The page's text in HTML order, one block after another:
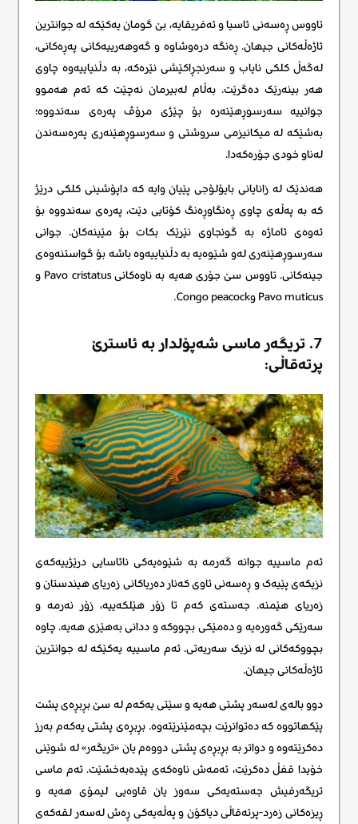
تاووس ڕەسەنی ئاسیا و ئەفریقایە، بێ گومان یەکێکە لە جوانترین
ئاژەڵەکانی جیهان. ڕەنگە درەوشاوە و گەوهەرییەکانی پەڕەکانی،
لەگەڵ کلکی نایاب و سەرنجڕاکێشی نێرەکە، بە دڵنیاییەوە چاوی
هەر بینەرێک دەگرێت. بەڵام لەبیرمان نەچێت کە ئەم هەموو
جوانییە سەرسوڕهێنەرە بۆ چێژی مرۆڤ پەرەی سەندووە؛
بەشێکە لە میکانیزمی سروشتی و سەرسوڕهێنەری پەرەسەندن
لەناو خودی جۆرەکەدا.
هەندێک لە زانایانی بایۆلۆجی پێیان وایە کە داپۆشینی کلکی درێژ
کە بە پەڵەی چاوی ڕەنگاوڕەنگ کۆتایی دێت، پەرەی سەندووە بۆ
ئەوەی ئاماژە بە گونجاوی نێرێک بکات بۆ مێینەکان. جوانی
سەرسوڕهێنەری لەو شێوەیە بە دڵنیاییەوە باشە بۆ گواستنەوەی
جینەکانی. تاووس سێ جۆری هەیە بە ناوەکانی Pavo cristatus و
Pavo muticus وCongo peacock.
7. تریگەر ماسی شەپۆلدار بە ئاسترێ
پرتەقاڵی:
ئەم ماسییە جوانە گەرمە بە شێوەیەکی نائاسایی درێژییەکەی
نزیکەی پێیەک و ڕەسەنی ئاوی کەنار دەریاکانی زەریای هیندستان و
زەریای هێمنە. جەستەی کەم تا زۆر هێلکەییە، زۆر نەرمە و
سەرێکی گەورەیە و دەمێکی بچووکە و ددانی بەهێزی هەیە. چاوە
بچووکەکانی لە نزیک سەریەتی. ئەم ماسییە یەکێکە لە جوانترین
ئاژەڵەکانی جیهان.
دوو بالەی لەسەر پشتی هەیە و سێتی یەکەم لە سێ بڕبڕەی پشت
پێکهاتووە کە دەتوانرێت بچەمێنرێتەوە. بڕبڕەی پشتی یەکەم بەرز
دەکرێتەوە و دواتر بە بڕبڕەی پشتی دووەم یان «تریگەر» لە شوێنی
خۆیدا قفڵ دەکرێت، ئەمەش ناوەکەی پێدەبەخشێت. ئەم ماسی
تریگەرفیش جەستەیەکی سەوز یان قاوەیی لیمۆی هەیە و
ڕیزەکانی زەرد-پرتەقاڵی دیاکۆن و پەڵەیەکی ڕەش لەسەر لقەکەی